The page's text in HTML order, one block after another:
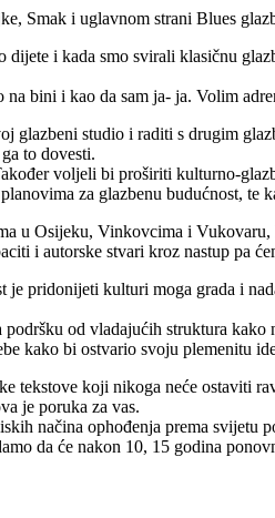
Smak i uglavnom strani Blues
i kada smo svirali klasičnu
bini i kao da sam ja- ja. Volim
glazbeni studio i raditi s drugim
to dovesti.
voljeli bi proširiti kulturno-
za glazbenu budućnost, te
u Osijeku, Vinkovcima i
i autorske stvari kroz nastup
pridonijeti kulturi moga grada i
od vladajućih struktura
kako bi ostvario svoju plemenitu
tekstove koji nikoga neće
je poruka za vas.
načina ophođenja prema svijetu
da će nakon 10, 15 godina